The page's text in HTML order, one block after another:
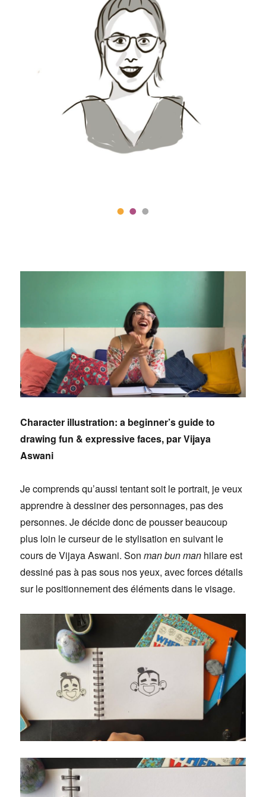
Character illustration: a beginner’s guide to
drawing fun & expressive faces, par Vijaya
Aswani
Je comprends qu’aussi tentant soit le portrait, je veux
apprendre à dessiner des personnages, pas des
personnes. Je décide donc de pousser beaucoup
plus loin le curseur de le stylisation en suivant le
cours de Vijaya Aswani. Sonman bun man hilare est
dessiné pas à pas sous nos yeux, avec forces détails
sur le positionnement des éléments dans le visage.